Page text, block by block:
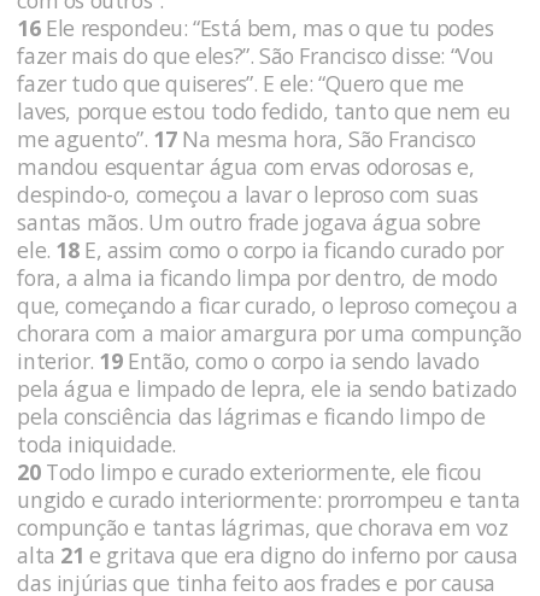
16 Ele respondeu: “Está bem, mas o que tu podes
fazer mais do que eles?”. São Francisco disse: “Vou
fazer tudo que quiseres”. E ele: “Quero que me
laves, porque estou todo fedido, tanto que nem eu
me aguento”. 17 Na mesma hora, São Francisco
mandou esquentar água com ervas odorosas e,
despindo-o, começou a lavar o leproso com suas
santas mãos. Um outro frade jogava água sobre
ele. 18 E, assim como o corpo ia ficando curado por
fora, a alma ia ficando limpa por dentro, de modo
que, começando a ficar curado, o leproso começou a
chorara com a maior amargura por uma compunção
interior. 19 Então, como o corpo ia sendo lavado
pela água e limpado de lepra, ele ia sendo batizado
pela consciência das lágrimas e ficando limpo de
toda iniquidade.
20 Todo limpo e curado exteriormente, ele ficou
ungido e curado interiormente: prorrompeu e tanta
compunção e tantas lágrimas, que chorava em voz
alta 21e gritava que era digno do inferno por causa
das injúrias que tinha feito aos frades e por causa